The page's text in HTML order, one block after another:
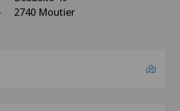
2740 Moutier